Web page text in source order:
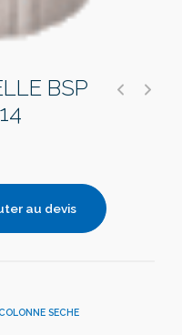
BSP
au devis
SECHE